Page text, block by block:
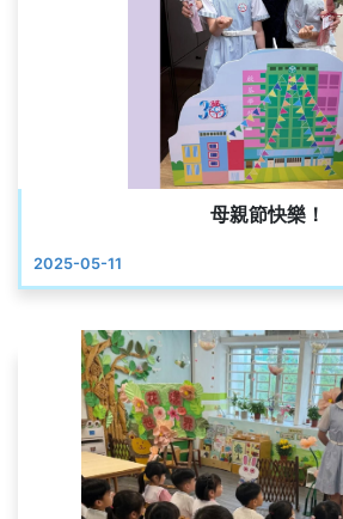
母親節快樂！
2025-05-11